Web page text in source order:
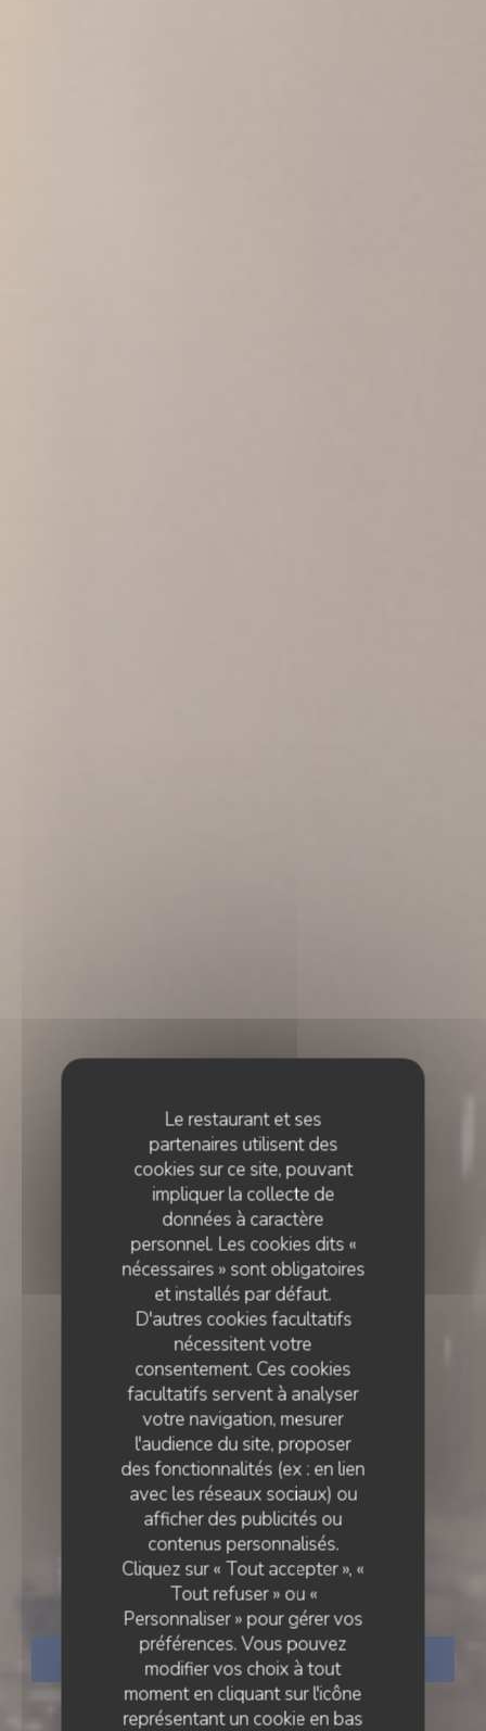
Le restaurant et ses
partenaires utilisent des
cookies sur ce site, pouvant
impliquer la collecte de
données à caractère
personnel. Les cookies dits «
nécessaires » sont obligatoires
et installés par défaut.
D'autres cookies facultatifs
nécessitent votre
consentement. Ces cookies
facultatifs servent à analyser
votre navigation, mesurer
l'audience du site, proposer
des fonctionnalités (ex : en lien
avec les réseaux sociaux) ou
afficher des publicités ou
contenus personnalisés.
Cliquez sur « Tout accepter », «
Tout refuser » ou «
Personnaliser » pour gérer vos
préférences. Vous pouvez
modifier vos choix à tout
moment en cliquant sur l'icône
représentant un cookie en bas
RESTAURANT TRADITIONNEL
• LYON
Les Boulistes
RÉSERVER